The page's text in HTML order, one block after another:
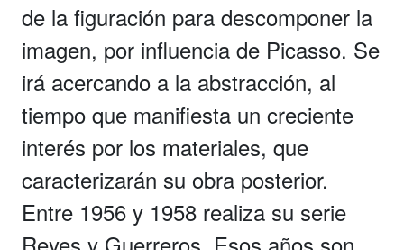
de la figuración para descomponer la
imagen, por influencia de Picasso. Se
irá acercando a la abstracción, al
tiempo que manifiesta un creciente
interés por los materiales, que
caracterizarán su obra posterior.
Entre 1956 y 1958 realiza su serie